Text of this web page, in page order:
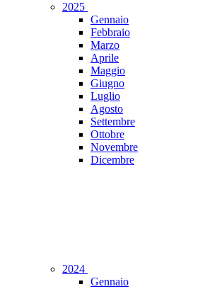
2025
Gennaio
Febbraio
Marzo
Aprile
Maggio
Giugno
Luglio
Agosto
Settembre
Ottobre
Novembre
Dicembre
2024
Gennaio